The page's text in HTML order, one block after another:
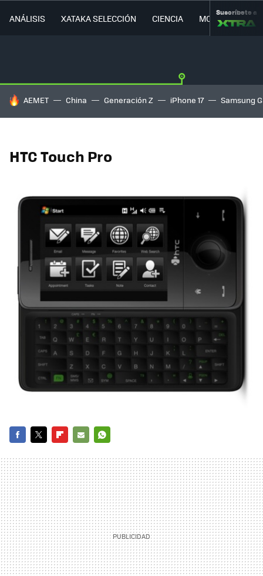
ANÁLISIS XATAKA SELECCIÓN CIENCIA MOVILIDAD
Suscríbete a
HOY SE HABLA DE
AEMET China Generación Z iPhone 17 Samsung
HTC Touch Pro
MAIL